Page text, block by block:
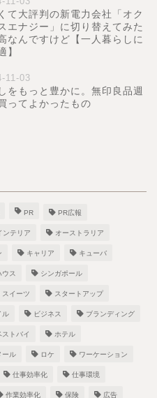
て大評判の新電力会社「オク
エナジー」に切り替えてみた
なんですけど【一人暮らしに
】
11-03
をもっと豊かに。無印良品週
ってよかったもの
PR PR広報
ンテリア オーストラリア
キャリア キューバ
ウス シンガポール
スイーツ スタートアップ
ル ビジネス ブランディング
ストバイ ホテル
ール ロケ ワーケーション
仕事効率化 仕事環境
作業効率化 保険 広告